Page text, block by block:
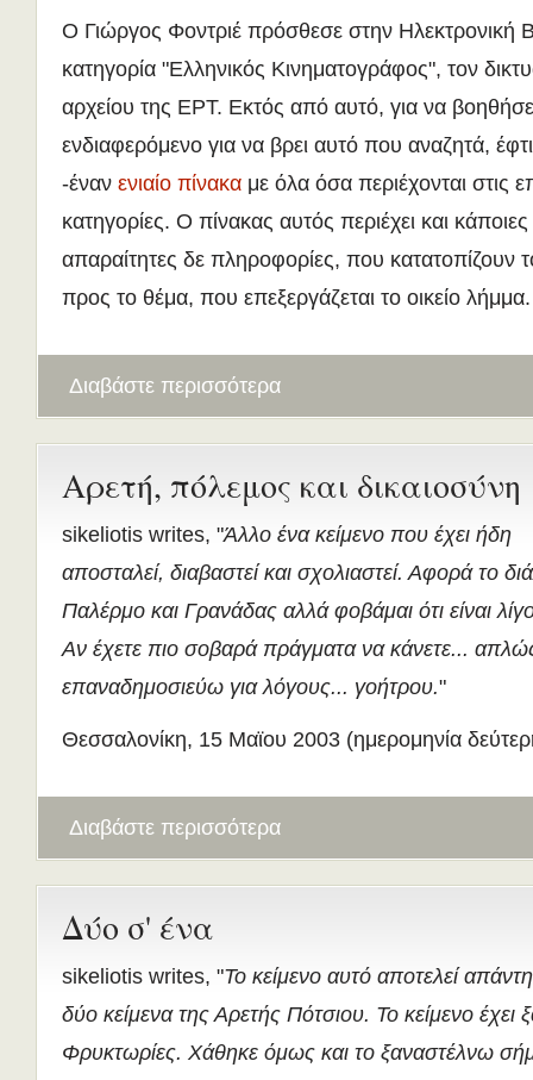
Ο Γιώργος Φοντριέ πρόσθεσε στην Ηλεκτρονική
κατηγορία "Ελληνικός Κινηματογράφος", τον
αρχείου της ΕΡΤ. Εκτός από αυτό, για να
ενδιαφερόμενο για να βρει αυτό που αναζητά,
-έναν ενιαίο πίνακα με όλα όσα περιέχονται στις
κατηγορίες. Ο πίνακας αυτός περιέχει και
απαραίτητες δε πληροφορίες, που κατατοπίζουν
προς το θέμα, που επεξεργάζεται το οικείο λήμμα.
Διαβάστε περισσότερα
Αρετή, πόλεμος και δικαιοσύνη
sikeliotis writes, "Άλλο ένα κείμενο που έχει ήδη
αποσταλεί, διαβαστεί και σχολιαστεί. Αφορά το
Παλέρμο και Γρανάδας αλλά φοβάμαι ότι είναι
Αν έχετε πιο σοβαρά πράγματα να κάνετε...
επαναδημοσιεύω για λόγους... γοήτρου."
Θεσσαλονίκη, 15 Μαϊου 2003 (ημερομηνία
Διαβάστε περισσότερα
Δύο σ' ένα
sikeliotis writes, "Το κείμενο αυτό αποτελεί
δύο κείμενα της Αρετής Πότσιου. Το κείμενο έχει
Φρυκτωρίες. Χάθηκε όμως και το ξαναστέλνω